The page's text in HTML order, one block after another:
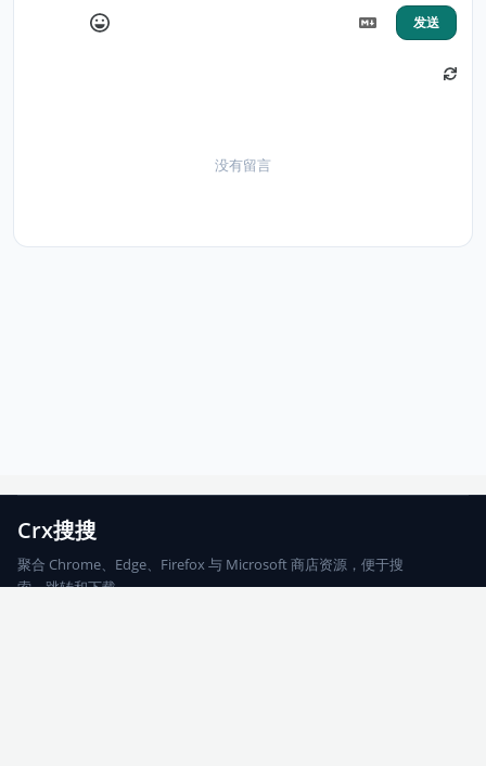
发送
没有留言
Crx搜搜
聚合 Chrome、Edge、Firefox 与 Microsoft 商店资源，便于搜
索、跳转和下载。